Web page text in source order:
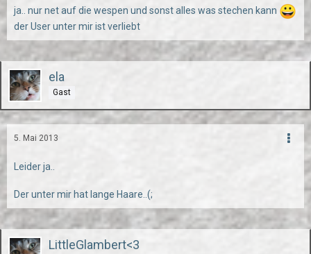
ja.. nur net auf die wespen und sonst alles was stechen kann
der User unter mir ist verliebt
ela
Gast
5. Mai 2013
Leider ja..
Der unter mir hat lange Haare..(;
LittleGlambert<3